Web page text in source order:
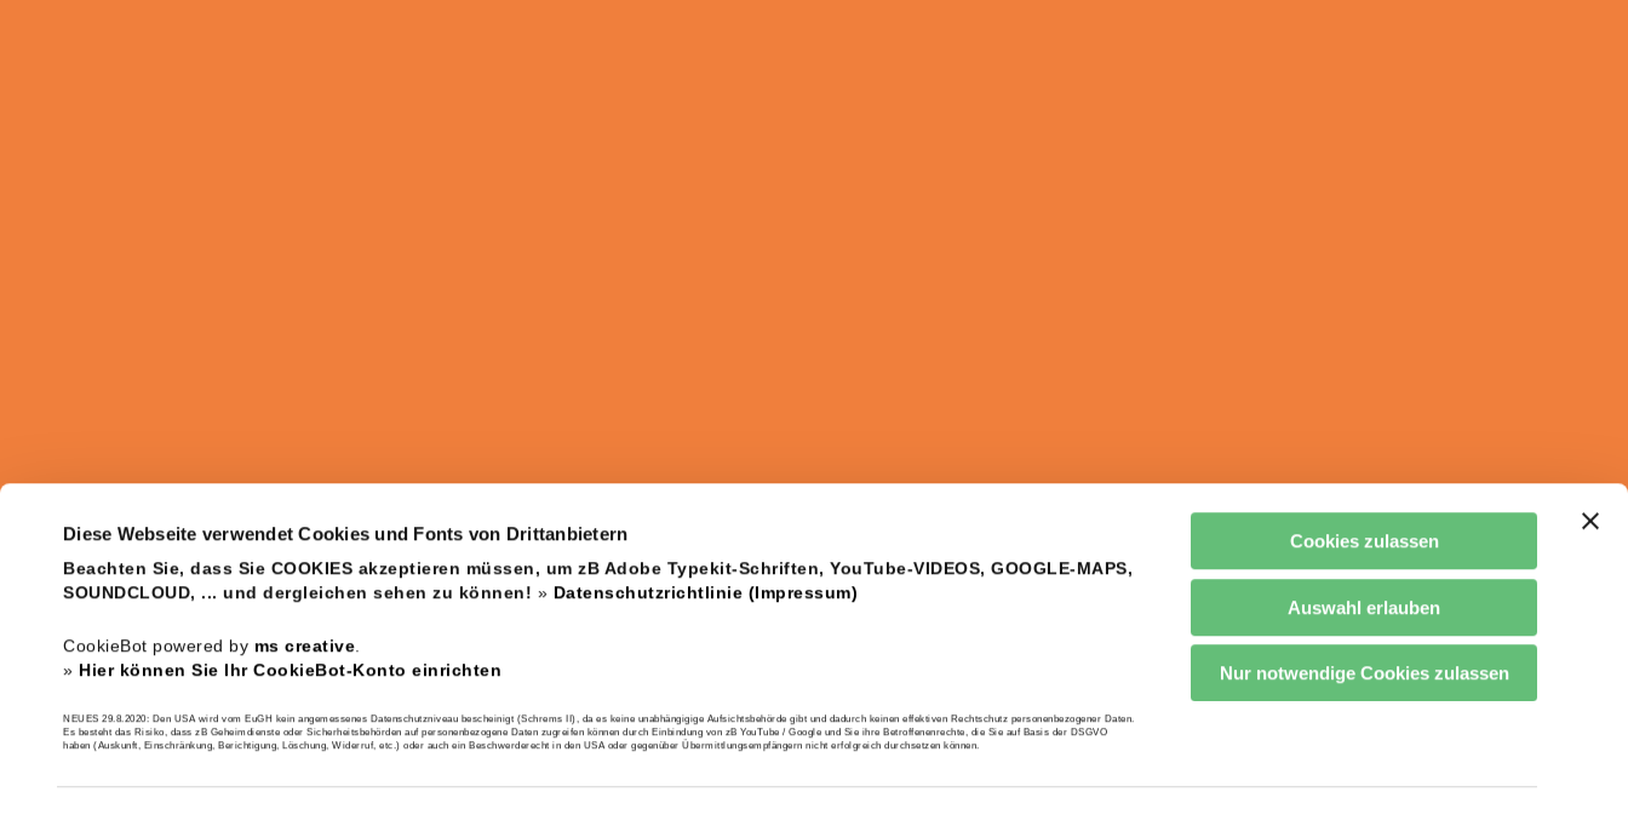
Diese Webseite verwendet Cookies und Fonts von Drittanbietern
Beachten Sie, dass Sie COOKIES akzeptieren müssen, um zB Adobe Typekit-Schriften, YouTube-VIDEOS, GOOGLE-MAPS,
SOUNDCLOUD, ... und dergleichen sehen zu können! » Datenschutzrichtlinie (Impressum)
CookieBot powered by ms creative.
» Hier können Sie Ihr CookieBot-Konto einrichten
NEUES 29.8.2020: Den USA wird vom EuGH kein angemessenes Datenschutzniveau bescheinigt (Schrems II), da es keine unabhängigige Aufsichtsbehörde gibt und dadurch keinen effektiven Rechtschutz personenbezogener Daten.
Es besteht das Risiko, dass zB Geheimdienste oder Sicherheitsbehörden auf personenbezogene Daten zugreifen können durch Einbindung von zB YouTube / Google und Sie ihre Betroffenenrechte, die Sie auf Basis der DSGVO
haben (Auskunft, Einschränkung, Berichtigung, Löschung, Widerruf, etc.) oder auch ein Beschwerderecht in den USA oder gegenüber Übermittlungsempfängern nicht erfolgreich durchsetzen können.
Cookies zulassen
Auswahl erlauben
Nur notwendige Cookies zulassen